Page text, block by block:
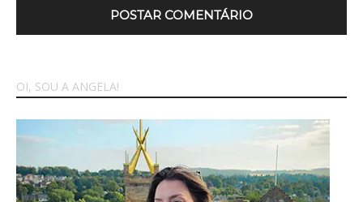
OI, SOU A ANGELA!